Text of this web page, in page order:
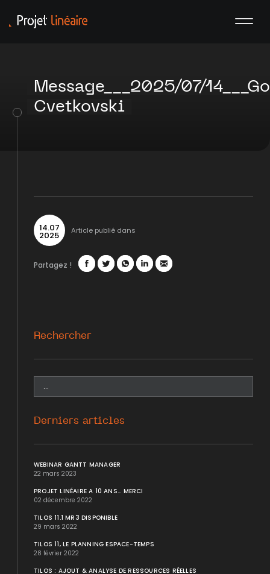
Message___2025/07/
Cvetkovski
14.07
2025 Article publié dans
Partagez !
Rechercher
Derniers articles
WEBINAR GANTT MANAGER
22 mars 2023
PROJET LINÉAIRE A 10 ANS... MERCI
02 décembre 2022
TILOS 11.1 MR3 DISPONIBLE
29 mars 2022
TILOS 11, LE PLANNING ESPACE-TEMPS
28 février 2022
TILOS : AJOUT & ANALYSE DE RESSOURCES RÉELLES